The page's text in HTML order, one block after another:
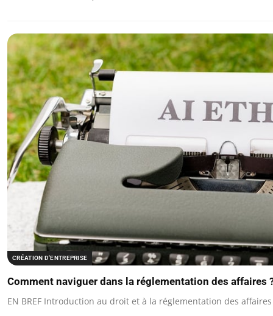
CRÉATION D'ENTREPRISE
Comment naviguer dans la réglementation des affaires
EN BREF Introduction au droit et à la réglementation des